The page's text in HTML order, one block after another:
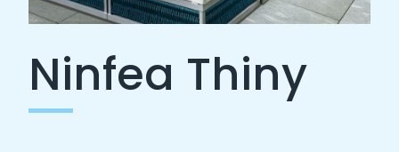
Ninfea Thiny